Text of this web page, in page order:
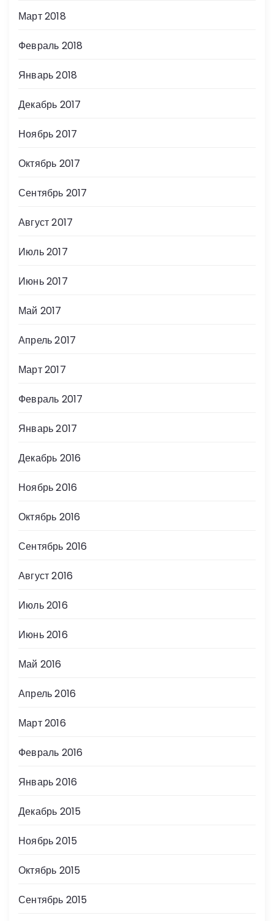
Март 2018
Февраль 2018
Январь 2018
Декабрь 2017
Ноябрь 2017
Октябрь 2017
Сентябрь 2017
Август 2017
Июль 2017
Июнь 2017
Май 2017
Апрель 2017
Март 2017
Февраль 2017
Январь 2017
Декабрь 2016
Ноябрь 2016
Октябрь 2016
Сентябрь 2016
Август 2016
Июль 2016
Июнь 2016
Май 2016
Апрель 2016
Март 2016
Февраль 2016
Январь 2016
Декабрь 2015
Ноябрь 2015
Октябрь 2015
Сентябрь 2015